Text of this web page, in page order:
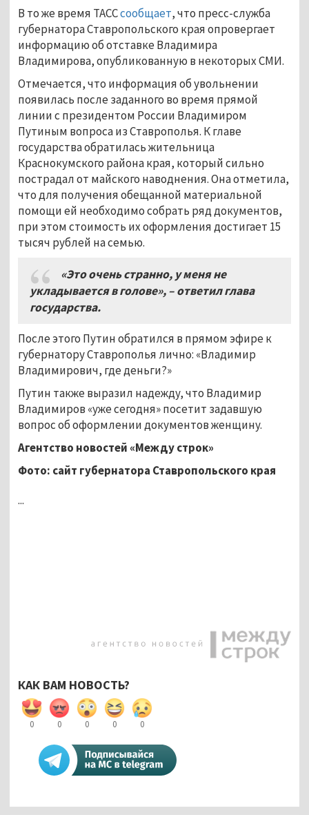
В то же время ТАССсообщает, что пресс-служба
губернатора Ставропольского края опровергает
информацию об отставке Владимира
Владимирова, опубликованную в некоторых СМИ.
Отмечается, что информация об увольнении
появилась после заданного во время прямой
линии с президентом России Владимиром
Путиным вопроса из Ставрополья. К главе
государства обратилась жительница
Краснокумского района края, который сильно
пострадал от майского наводнения. Она отметила,
что для получения обещанной материальной
помощи ей необходимо собрать ряд документов,
при этом стоимость их оформления достигает 15
тысяч рублей на семью.
«Это очень странно, у меня не
укладывается в голове», – ответил глава
государства.
После этого Путин обратился в прямом эфире к
губернатору Ставрополья лично: «Владимир
Владимирович, где деньги?»
Путин также выразил надежду, что Владимир
Владимиров «уже сегодня» посетит задавшую
вопрос об оформлении документов женщину.
Агентство новостей «Между строк»
Фото: сайт губернатора Ставропольского края
...
КАК ВАМ НОВОСТЬ?
0 0 0 0 0